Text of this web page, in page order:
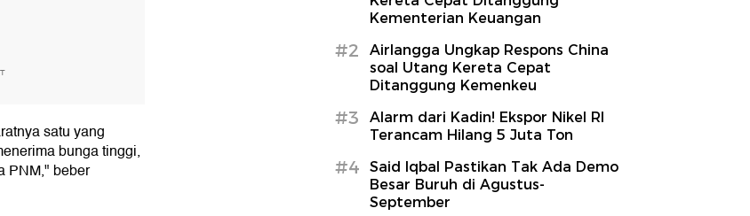
satu yang
bunga tinggi,
PNM," beber
Kementerian Keuangan
#2
Airlangga Ungkap Respons China
soal Utang Kereta Cepat
Ditanggung Kemenkeu
#3
Alarm dari Kadin! Ekspor Nikel RI
Terancam Hilang 5 Juta Ton
#4
Said Iqbal Pastikan Tak Ada Demo
Besar Buruh di Agustus-
September